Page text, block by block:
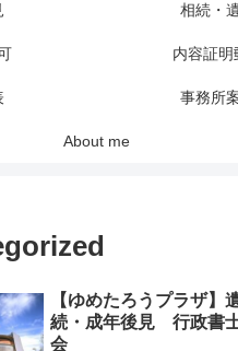
相続・
内容証明
事務所
About me
【ゆめたろうプラザ】
続・成年後見 行政書
会